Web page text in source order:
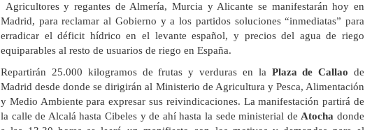
Agricultores y regantes de Almería, Murcia y Alicante se manifestarán hoy en
Madrid, para reclamar al Gobierno y a los partidos soluciones “inmediatas” para
erradicar el déficit hídrico en el levante español, y precios del agua de riego
equiparables al resto de usuarios de riego en España.
Repartirán 25.000 kilogramos de frutas y verduras en la Plaza de Callao de
Madrid desde donde se dirigirán al Ministerio de Agricultura y Pesca, Alimentación
y Medio Ambiente para expresar sus reivindicaciones. La manifestación partirá de
la calle de Alcalá hasta Cibeles y de ahí hasta la sede ministerial deAtocha donde